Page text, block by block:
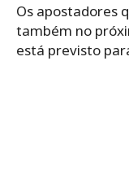
Os apostadores
também no
está previsto